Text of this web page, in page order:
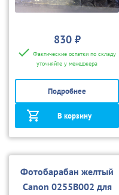
830 ₽
Фактические остатки по складу
уточняйте у менеджера
Подробнее
В корзину
Фотобарабан желтый
Canon 0255B002 для